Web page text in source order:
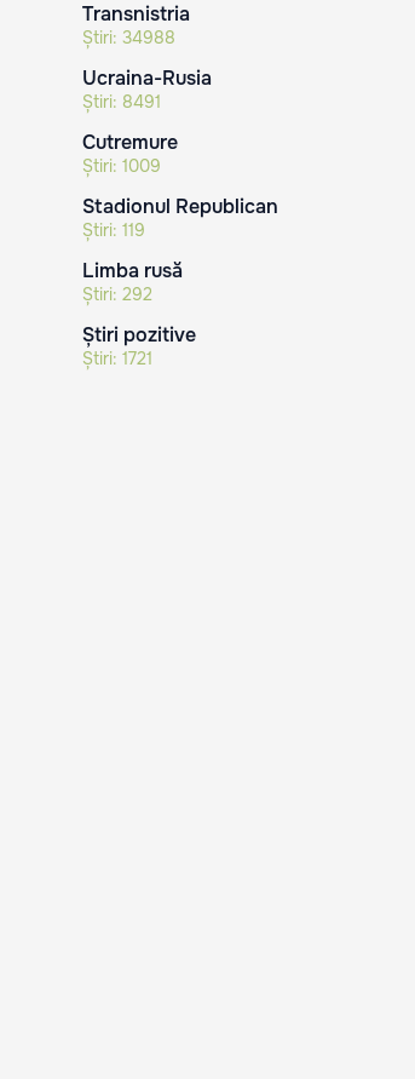
Transnistria
Știri: 34988
Ucraina-Rusia
Știri: 8491
Cutremure
Știri: 1009
Stadionul Republican
Știri: 119
Limba rusă
Știri: 292
Știri pozitive
Știri: 1721